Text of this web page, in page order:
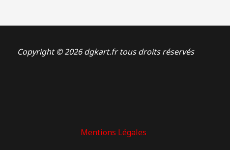
Copyright © 2026 dgkart.fr tous droits réservés
Mentions Légales